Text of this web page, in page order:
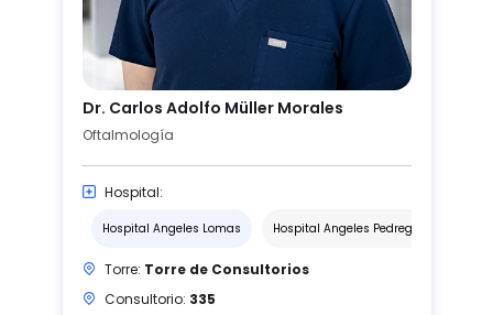
Dr. Carlos Adolfo Müller Morales
Oftalmología
Hospital:
Hospital Angeles Lomas Hospital Angeles Pedregal
Torre: Torre de Consultorios
Consultorio: 335